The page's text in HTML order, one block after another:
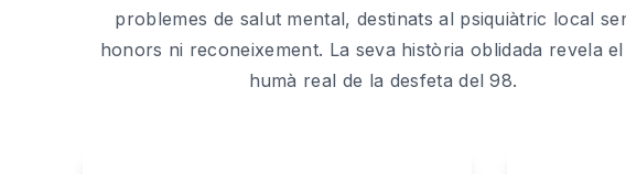
problemes de salut mental, destinats al psiquiàtric local
honors ni reconeixement. La seva història oblidada revela
humà real de la desfeta del 98.